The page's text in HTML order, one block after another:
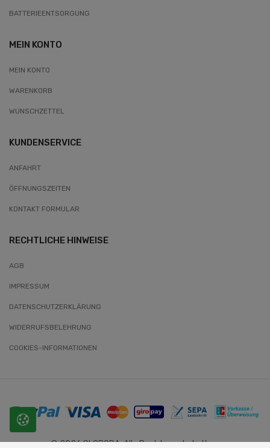
BATTERIEENTSORGUNG
MEIN KONTO
MEIN KONTO
WARENKORB
WUNSCHZETTEL
KUNDENSERVICE
ANFAHRT
ÖFFNUNGSZEITEN
KONTAKT FORMULAR
RECHTLICHE HINWEISE
AGB
IMPRESSUM
DATENSCHUTZERKLÄRUNG
WIDERRUFSBELEHRUNG
COOKIES-INFORMATIONEN
© 2026 SLOBODA. Alle Rechte vorbehalten.